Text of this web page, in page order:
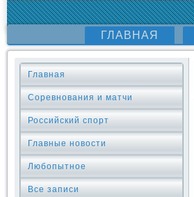
ГЛАВНАЯ
Главная
Соревнования и матчи
Российский спорт
Главные новости
Любопытное
Все записи